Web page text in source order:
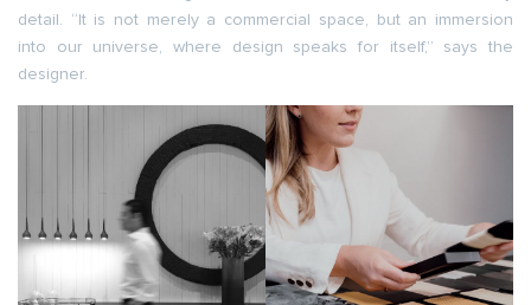
detail. “It is not merely a commercial space, but an immersion
into our universe, where design speaks for itself,” says the
designer.